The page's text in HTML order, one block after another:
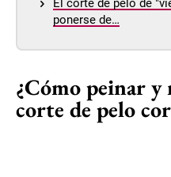
El corte de pelo de
ponerse de…
¿Cómo peinar
corte de pelo